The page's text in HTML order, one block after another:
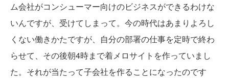
ム会社がコンシューマー向けのビジネスができるわけな
いんですが、受けてしまって。今の時代はあまりよろし
くない働きかたですが、自分の部署の仕事を定時で終わ
らせて、その後朝4時まで着メロサイトを作っていまし
た。それが当たって子会社を作ることになったのです